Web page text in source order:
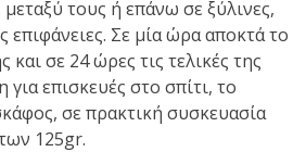
τους ή επάνω σε ξύλινες,
επιφάνειες. Σε μία ώρα αποκτά το
και σε 24 ώρες τις τελικές της
για επισκευές στο σπίτι, το
σε πρακτική συσκευασία
125gr.